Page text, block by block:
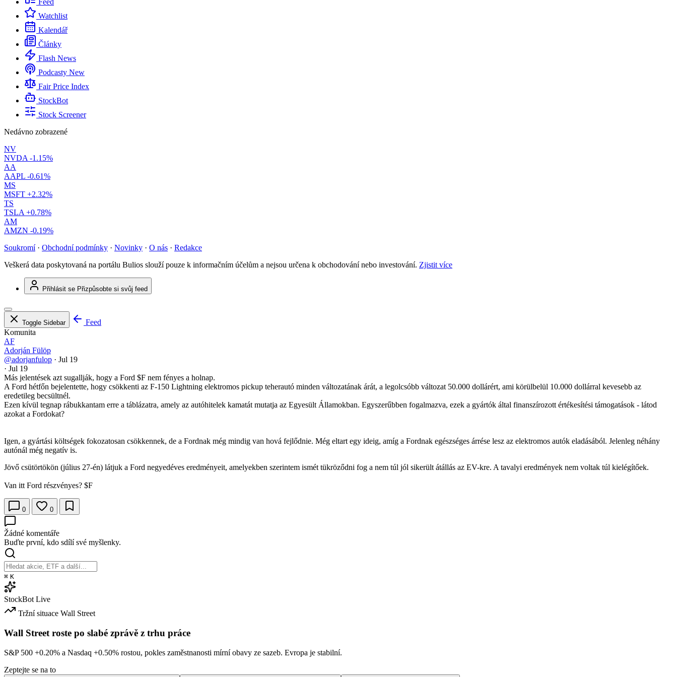
Feed
Watchlist
Kalendář
Články
Flash News
Podcasty New
Fair Price Index
StockBot
Stock Screener
Nedávno zobrazené
NV
NVDA -1.15%
AA
AAPL -0.61%
MS
MSFT +2.32%
TS
TSLA +0.78%
AM
AMZN -0.19%
Soukromí · Obchodní podmínky · Novinky · O nás · Redakce
Veškerá data poskytovaná na portálu Bulios slouží pouze k informačním účelům a nejsou určena k obchodování nebo investování. Zjistit více
Přihlásit se Přizpůsobte si svůj feed
Toggle Sidebar
Feed
Komunita
AF
Adorján Fülöp
@adorjanfulop · Jul 19
· Jul 19
Más jelentések azt sugallják, hogy a Ford $F nem fényes a holnap.
A Ford hétfőn bejelentette, hogy csökkenti az F-150 Lightning elektromos pickup teherautó minden változatának árát, a legolcsóbb változat 50.000 dollárért, ami körülbelül 10.000 dollárral kevesebb az
eredetileg becsültnél.
Ezen kívül tegnap rábukkantam erre a táblázatra, amely az autóhitelek kamatát mutatja az Egyesült Államokban. Egyszerűbben fogalmazva, ezek a gyártók által finanszírozott értékesítési támogatások - látod
azokat a Fordokat?
Igen, a gyártási költségek fokozatosan csökkennek, de a Fordnak még mindig van hová fejlődnie. Még eltart egy ideig, amíg a Fordnak egészséges árrése lesz az elektromos autók eladásából. Jelenleg néhány
autónál még negatív is.
Jövő csütörtökön (július 27-én) látjuk a Ford negyedéves eredményeit, amelyekben szerintem ismét tükröződni fog a nem túl jól sikerült átállás az EV-kre. A tavalyi eredmények nem voltak túl kielégítőek.
Van itt Ford részvényes? $F
0 0
Žádné komentáře
Buďte první, kdo sdílí své myšlenky.
⌘ K
StockBot Live
Tržní situace Wall Street
Wall Street roste po slabé zprávě z trhu práce
S&P 500 +0.20% a Nasdaq +0.50% rostou, pokles zaměstnanosti mírní obavy ze sazeb. Evropa je stabilní.
Zeptejte se na to